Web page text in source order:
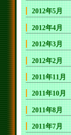
2012年5月
2012年4月
2012年3月
2012年2月
2011年11月
2011年10月
2011年8月
2011年7月